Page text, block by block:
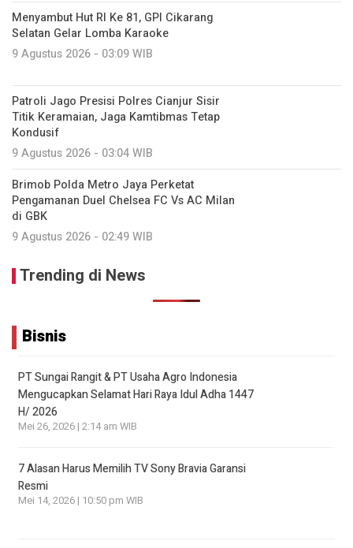
Menyambut Hut RI Ke 81, GPI Cikarang
Selatan Gelar Lomba Karaoke
9 Agustus 2026 - 03:09 WIB
Patroli Jago Presisi Polres Cianjur Sisir
Titik Keramaian, Jaga Kamtibmas Tetap
Kondusif
9 Agustus 2026 - 03:04 WIB
Brimob Polda Metro Jaya Perketat
Pengamanan Duel Chelsea FC Vs AC Milan
di GBK
9 Agustus 2026 - 02:49 WIB
Trending di News
Bisnis
PT Sungai Rangit & PT Usaha Agro Indonesia
Mengucapkan Selamat Hari Raya Idul Adha 1447
H/ 2026
Mei 26, 2026 | 2:14 am WIB
7 Alasan Harus Memilih TV Sony Bravia Garansi
Resmi
Mei 14, 2026 | 10:50 pm WIB